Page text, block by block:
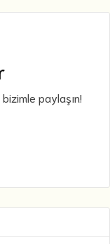
bizimle paylaşın!